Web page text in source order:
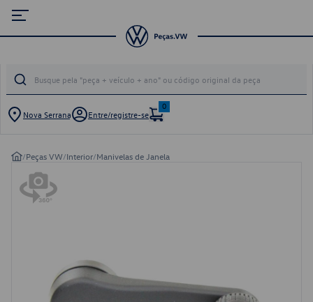
Nova Serrana Entre/registre-se
0
/Peças VW/Interior/Manivelas de Janela